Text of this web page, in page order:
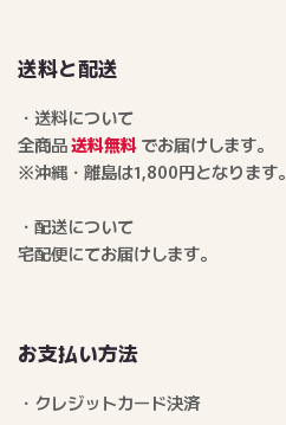
送料と配送
・送料について
全商品送料無料でお届けします。
※沖縄・離島は1,800円となります。
・配送について
宅配便にてお届けします。
お支払い方法
・クレジットカード決済